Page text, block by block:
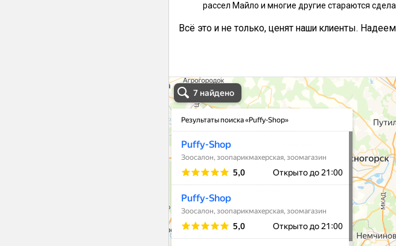
рассел Майло и многие другие стараются
Всё это и не только, ценят наши клиенты.